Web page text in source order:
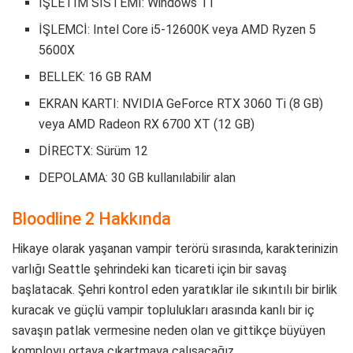
İŞLEMCİ: Intel Core i5-12600K veya AMD Ryzen 5
5600X
BELLEK: 16 GB RAM
EKRAN KARTI: NVIDIA GeForce RTX 3060 Ti (8 GB)
veya AMD Radeon RX 6700 XT (12 GB)
DİRECTX: Sürüm 12
DEPOLAMA: 30 GB kullanılabilir alan
Bloodline 2 Hakkında
Hikaye olarak yaşanan vampir terörü sırasında, karakterinizin
varlığı Seattle şehrindeki kan ticareti için bir savaş
başlatacak. Şehri kontrol eden yaratıklar ile sıkıntılı bir birlik
kuracak ve güçlü vampir toplulukları arasında kanlı bir iç
savaşın patlak vermesine neden olan ve gittikçe büyüyen